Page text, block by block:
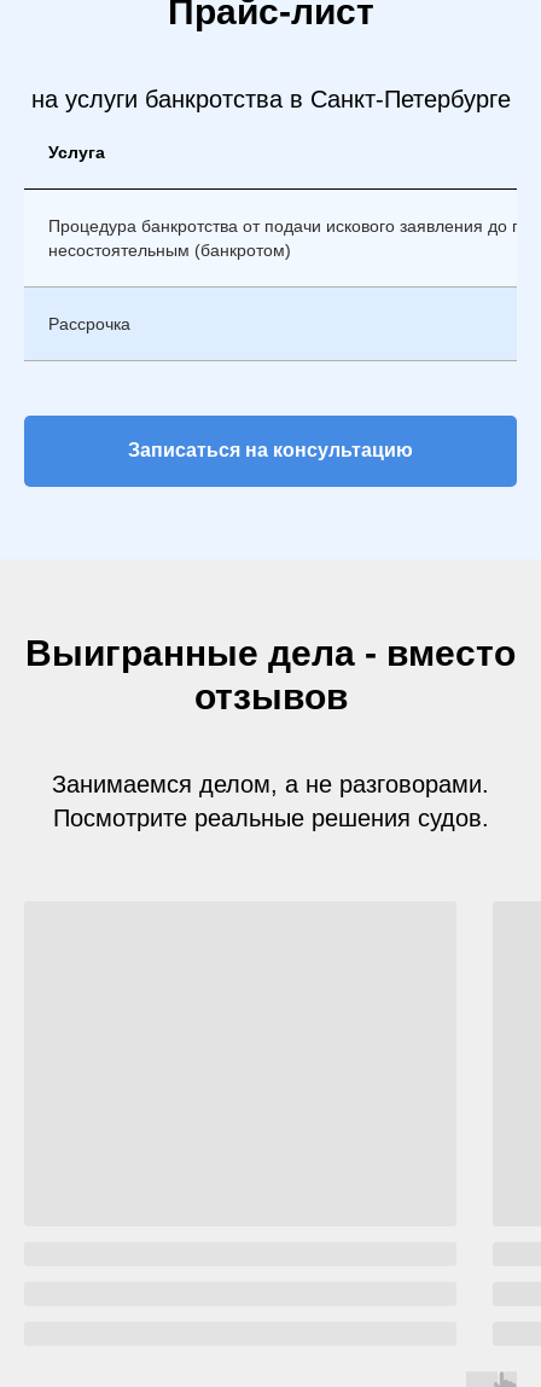
Прайс-лист
на услуги банкротства в Санкт-Петербурге
Услуга
Процедура банкротства от подачи искового заявления до
несостоятельным (банкротом)
Рассрочка
Записаться на консультацию
Выигранные дела - вместо
отзывов
Занимаемся делом, а не разговорами.
Посмотрите реальные решения судов.